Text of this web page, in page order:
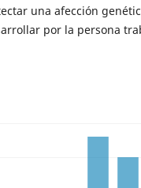
una afección
por la persona